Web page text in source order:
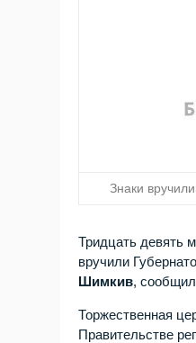
Знаки
Тридцать девять
вручили
Шимкив,
Торжественная
Правительстве